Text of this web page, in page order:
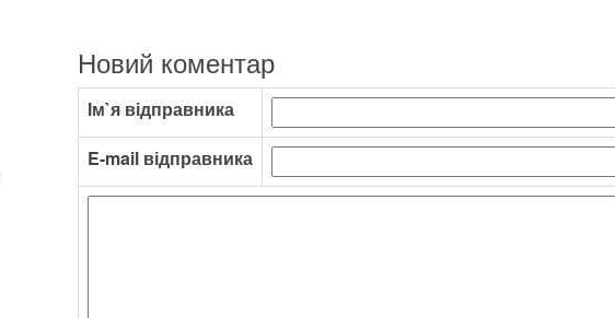
Новий коментар
Ім`я відправника
E-mail відправника